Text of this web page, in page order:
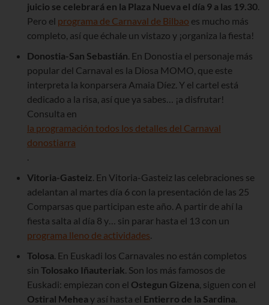
juicio se celebrará en la Plaza Nueva el día 9 a las 19.30.
Pero el programa de Carnaval de Bilbao es mucho más
completo, así que échale un vistazo y ¡organiza la fiesta!
Donostia-San Sebastián. En Donostia el personaje más
popular del Carnaval es la Diosa MOMO, que este
interpreta la konparsera Amaia Díez. Y el cartel está
dedicado a la risa, así que ya sabes… ¡a disfrutar!
Consulta en
la programación todos los detalles del Carnaval
donostiarra
.
Vitoria-Gasteiz. En Vitoria-Gasteiz las celebraciones se
adelantan al martes día 6 con la presentación de las 25
Comparsas que participan este año. A partir de ahí la
fiesta salta al día 8 y… sin parar hasta el 13 con un
programa lleno de actividades.
Tolosa. En Euskadi los Carnavales no están completos
sin Tolosako Iñauteriak. Son los más famosos de
Euskadi: empiezan con el Ostegun Gizena, siguen con el
Ostiral Mehea y así hasta el Entierro de la Sardina.